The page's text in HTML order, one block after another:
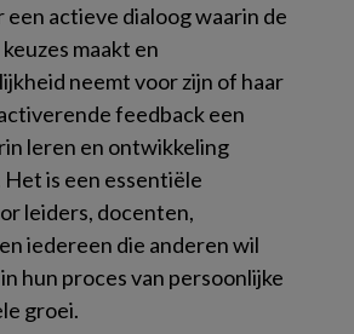
een actieve dialoog waarin de
maakt en
neemt voor zijn of haar
feedback een
leren en ontwikkeling
is een essentiële
leiders, docenten,
iedereen die anderen wil
hun proces van persoonlijke
groei.